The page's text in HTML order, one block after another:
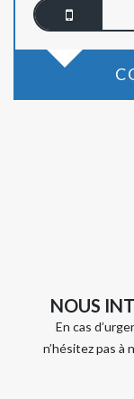
NOUS
En cas
n’hésitez pas à